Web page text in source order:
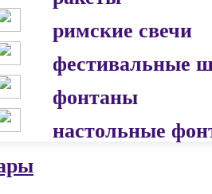
римские свечи
фестивальные
фонтаны
настольные